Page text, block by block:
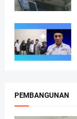
PEMBANGUNAN